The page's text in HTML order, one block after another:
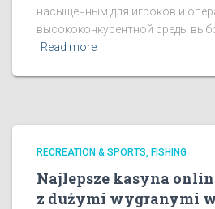
насыщенным для игроков и
высококонкурентной среды
Read more
RECREATION & SPORTS, FISHING
Najlepsze kasyna
z dużymi wygranymi